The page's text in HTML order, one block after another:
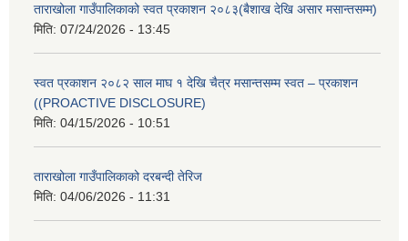
ताराखोला गाउँपालिकाको स्वत प्रकाशन २०८३(बैशाख देखि असार मसान्तसम्म)
मिति: 07/24/2026 - 13:45
स्वत प्रकाशन २०८२ साल माघ १ देखि चैत्र मसान्तसम्म स्वत – प्रकाशन
((PROACTIVE DISCLOSURE)
मिति: 04/15/2026 - 10:51
ताराखोला गाउँपालिकाको दरबन्दी तेरिज
मिति: 04/06/2026 - 11:31